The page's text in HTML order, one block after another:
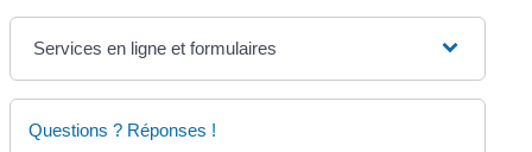
Services en ligne et formulaires
Questions ? Réponses !